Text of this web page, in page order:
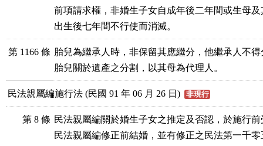
前項請求權，非婚生子女自成年後二年間或生母
出生後七年間不行使而消滅。
第 1166 條 胎兒為繼承人時，非保留其應繼分，他繼承人不
胎兒關於遺產之分割，以其母為代理人。
民法親屬編施行法 (民國 91 年 06 月 26 日) 非現行
第 8 條 民法親屬編關於婚生子女之推定及否認，於施行
民法親屬編修正前結婚，並有修正之民法第一千